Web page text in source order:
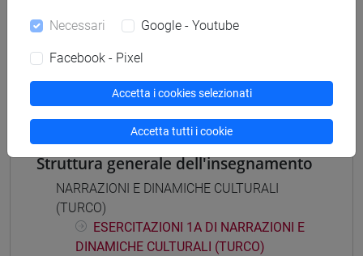
Insegnamenti mutuati
ESERCITAZIONI 2C DI NARRAZIONI E
Struttura generale dell'insegnamento
NARRAZIONI E DINAMICHE CULTURALI
(TURCO)
ESERCITAZIONI 1A DI NARRAZIONI E
DINAMICHE CULTURALI (TURCO)
Necessari Google - Youtube
Facebook - Pixel
Accetta i cookies selezionati
Accetta tutti i cookie